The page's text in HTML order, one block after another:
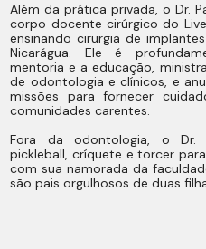
Além da prática privada, o Dr.
corpo docente cirúrgico do
ensinando cirurgia de
Nicarágua. Ele é
mentoria e a educação,
de odontologia e clínicos, e
missões para fornecer
comunidades carentes.
Fora da odontologia, o Dr.
pickleball, críquete e torcer
com sua namorada da
são pais orgulhosos de duas